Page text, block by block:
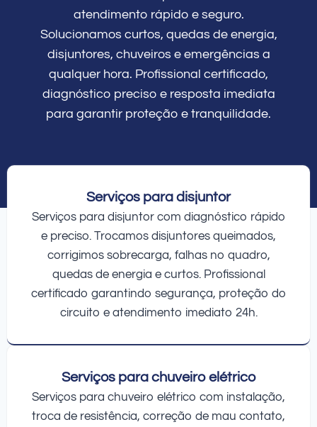
atendimento rápido e seguro.
Solucionamos curtos, quedas de energia,
disjuntores, chuveiros e emergências a
qualquer hora. Profissional certificado,
diagnóstico preciso e resposta imediata
para garantir proteção e tranquilidade.
Serviços para disjuntor
Serviços para disjuntor com diagnóstico rápido
e preciso. Trocamos disjuntores queimados,
corrigimos sobrecarga, falhas no quadro,
quedas de energia e curtos. Profissional
certificado garantindo segurança, proteção do
circuito e atendimento imediato 24h.
Serviços para chuveiro elétrico
Serviços para chuveiro elétrico com instalação,
troca de resistência, correção de mau contato,